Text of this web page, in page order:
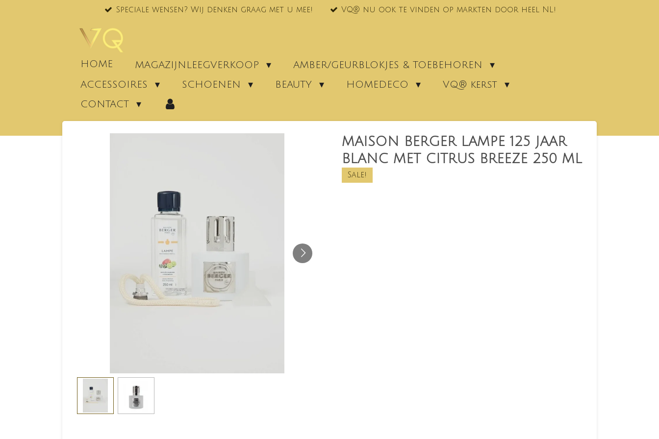
Speciale wensen? Wij denken graag met u mee! VQ® nu ook te vinden op markten door heel NL!
HOME MAGAZIJNLEEGVERKOOP
AMBER/GEURBLOKJES & TOEBEHOREN
ACCESSOIRES
SCHOENEN BEAUTY HOMEDECO
VQ® kerst
CONTACT
MAISON BERGER LAMPE 125 JAAR
BLANC MET CITRUS BREEZE 250 ML
Sale!